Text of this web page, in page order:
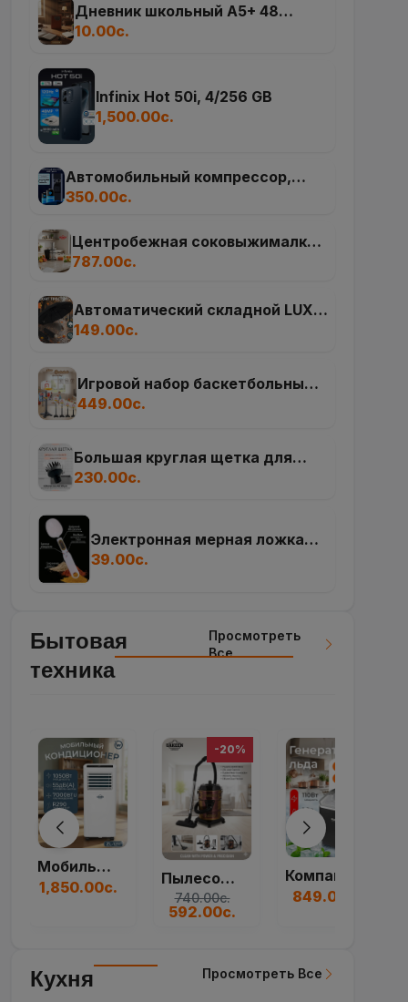
Дневник школьный А5+ 48
листов, мягкий переплёт
10.00с.
Infinix Hot 50i, 4/256 GB
1,500.00с.
Автомобильный компрессор,
беспроводной насос 3 в 1, кабель
350.00с.
Центробежная соковыжималка
UAKEEN ZL-705 (1200 Вт)
787.00с.
Автоматический складной LUX
зонт 16 спиц, унисекс
149.00с.
Игровой набор баскетбольный
Little Champions
449.00с.
Большая круглая щетка для
пароочистителя Karcher
230.00с.
Электронная мерная ложка
весы
39.00с.
Бытовая
техника
Просмотреть
Все
-20%
Пылесос VAKEEN ORI...
740.00с.
849.00с.
1,249.00с.
Кухня Просмотреть Все